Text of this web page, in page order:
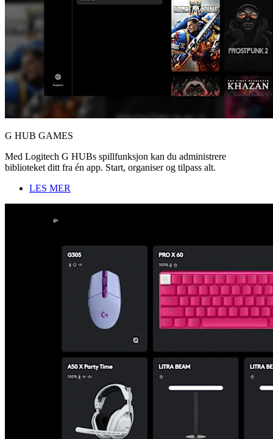
G HUB GAMES
Med Logitech G HUBs spillfunksjon kan du administrere
biblioteket ditt fra én app. Start, organiser og tilpass alt.
LES MER